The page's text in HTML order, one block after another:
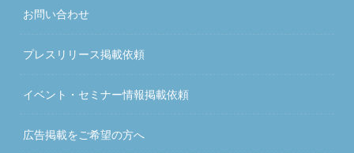
お問い合わせ
プレスリリース掲載依頼
イベント・セミナー情報掲載依頼
広告掲載をご希望の方へ